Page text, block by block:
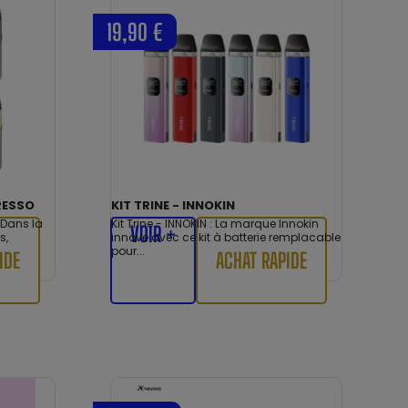
Dans la
KIT TRINE - INNOKIN
Kit Trine - INNOKIN : La marque Innokin
innove avec ce kit à batterie remplacable
pour...
19,90 €
VOIR +
ACHAT RAPIDE